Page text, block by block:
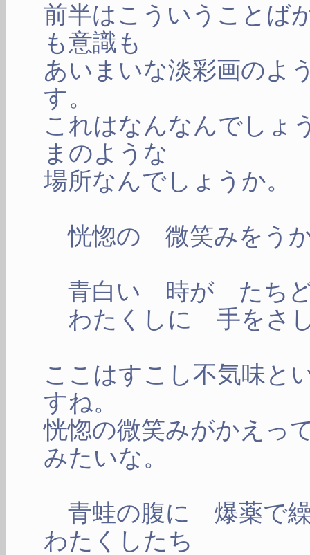
前半はこういうことば
も意識も
あいまいな淡彩画のよ
す。
これはなんなんでしょ
まのような
場所なんでしょうか。
恍惚の 微笑みをう
青白い 時が たちど
わたくしに 手をさ
ここはすこし不気味と
すね。
恍惚の微笑みがかえ
みたいな。
青蛙の腹に 爆薬で
わたくしたち